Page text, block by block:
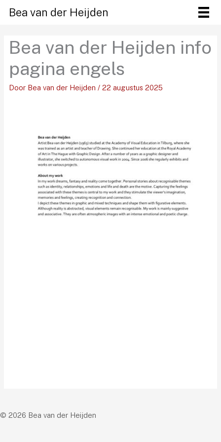
naar
inhoud
Bea van der Heijden
Bea van der Heijden info
pagina engels
Door Bea van der Heijden / 22 augustus 2025
© 2026 Bea van der Heijden